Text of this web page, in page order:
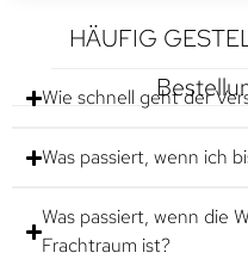
HÄUFIG
Wie schnell geht der
Was passiert, wenn ich
Was passiert, wenn die
Frachtraum ist?